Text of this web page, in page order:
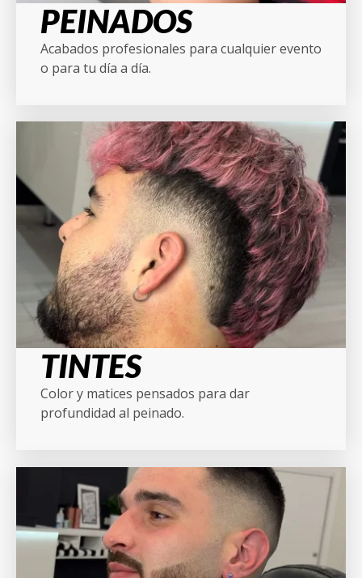
PEINADOS
Acabados profesionales para cualquier evento
o para tu día a día.
TINTES
Color y matices pensados para dar
profundidad al peinado.